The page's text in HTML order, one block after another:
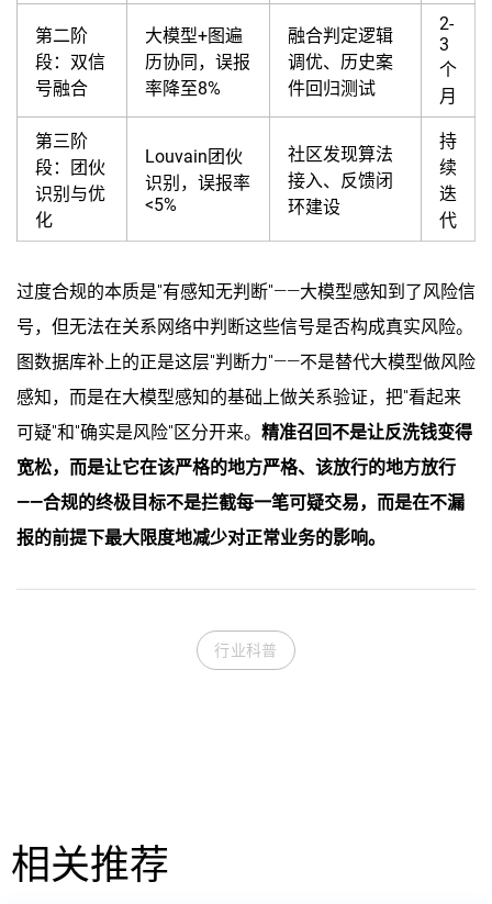
第二阶
段：双信
号融合
大模型+图遍
历协同，误报
率降至8%
融合判定逻辑
调优、历史案
件回归测试
2-
3
个
月
第三阶
段：团伙
识别与优
化
Louvain团伙
识别，误报率
<5%
社区发现算法
接入、反馈闭
环建设
持
续
迭
代
过度合规的本质是"有感知无判断"——大模型感知到了风险信
号，但无法在关系网络中判断这些信号是否构成真实风险。
图数据库补上的正是这层"判断力"——不是替代大模型做风险
感知，而是在大模型感知的基础上做关系验证，把"看起来
可疑"和"确实是风险"区分开来。 精准召回不是让反洗钱变得
宽松，而是让它在该严格的地方严格、该放行的地方放行
——合规的终极目标不是拦截每一笔可疑交易，而是在不漏
报的前提下最大限度地减少对正常业务的影响。
行业科普
相关推荐